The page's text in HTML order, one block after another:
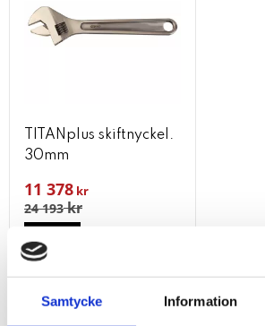
Samtycke Information
TITANplus skiftnyckel.
30mm
11 378 kr
24 193kr
KÖP